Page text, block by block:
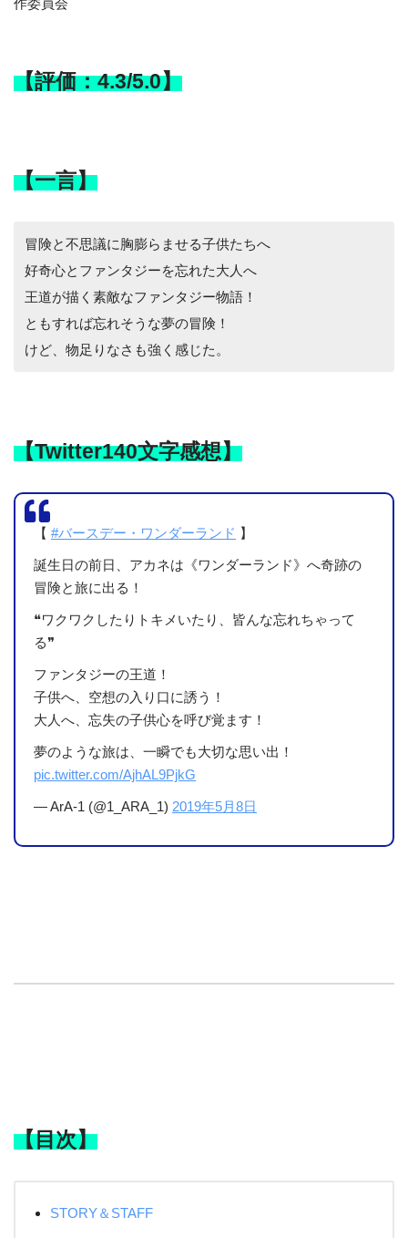
【評価：4.3/5.0】
【一言】
冒険と不思議に胸膨らませる子供たちへ
好奇心とファンタジーを忘れた大人へ
王道が描く素敵なファンタジー物語！
ともすれば忘れそうな夢の冒険！
けど、物足りなさも強く感じた。
【Twitter140文字感想】
【 #バースデー・ワンダーランド 】
誕生日の前日、アカネは《ワンダーランド》へ奇跡の
冒険と旅に出る！
❝ワクワクしたりトキメいたり、皆んな忘れちゃって
る❞
ファンタジーの王道！
子供へ、空想の入り口に誘う！
大人へ、忘失の子供心を呼び覚ます！
夢のような旅は、一瞬でも大切な思い出！
pic.twitter.com/AjhAL9PjkG
— ArA-1 (@1_ARA_1) 2019年5月8日
【目次】
STORY＆STAFF